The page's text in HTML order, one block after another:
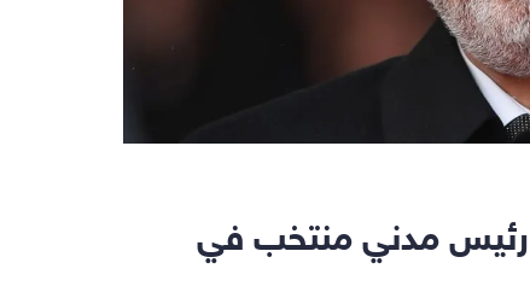
رئيس مدني منتخب في